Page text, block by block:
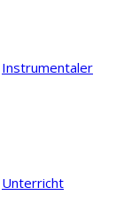
Instrumentaler
Unterricht